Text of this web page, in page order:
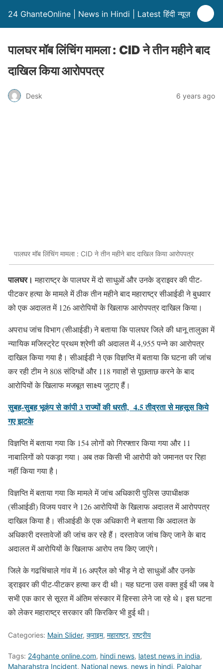
24 GhanteOnline | News in Hindi | Latest हिंदी न्यूज़
पालघर मॉब लिंचिंग मामला : CID ने तीन महीने बाद
दाखिल किया आरोपपत्र
Desk 6 years ago
पालघर मॉब लिंचिंग मामला : CID ने तीन महीने बाद दाखिल किया आरोपपत्र
पालघर। महाराष्ट्र के पालघर में दो साधुओं और उनके ड्राइवर की पीट-
पीटकर हत्या के मामले में ठीक तीन महीने बाद महाराष्ट्र सीआईडी ने बुधवार
को एक अदालत में 126 आरोपियों के खिलाफ आरोपपत्र दाखिल किया।
अपराध जांच विभाग (सीआईडी) ने बताया कि पालघर जिले की धानू तालुका में
न्यायिक मजिस्ट्रेट प्रथम श्रेणी की अदालत में 4,955 पन्ने का आरोपत्र
दाखिल किया गया है। सीआईडी ने एक विज्ञप्ति में बताया कि घटना की जांच
कर रही टीम ने 808 संदिग्धों और 118 गवाहों से पूछताछ करने के बाद
आरोपियों के खिलाफ मजबूत साक्ष्य जुटाए हैं।
सुबह-सुबह भूकंप से कांपी 3 राज्यों की धरती, 4.5 तीव्रता से महसूस किये
गए झटके
विज्ञप्ति में बताया गया कि 154 लोगों को गिरफ्तार किया गया और 11
नाबालिगों को पकड़ा गया। अब तक किसी भी आरोपी को जमानत पर रिहा
नहीं किया गया है।
विज्ञप्ति में बताया गया कि मामले में जांच अधिकारी पुलिस उपाधीक्षक
(सीआईडी) विजय पवार ने 126 आरोपियों के खिलाफ अदालत में आरोपपत्र
दाखिल किया है। सीआईडी के एक अधिकारी ने बताया कि अदालत के
अधिकारी दस्तावेजों की जांच कर रहे हैं। दस्तावेज जांच किए जाने के बाद
अदालत में आरोपियों के खिलाफ आरोप तय किए जाएंगे।
जिले के गढचिंचाले गांव में 16 अप्रैल को भीड़ ने दो साधुओं और उनके
ड्राइवर की पीट-पीटकर हत्या कर दी थी। यह घटना उस वक्त हुई थी जब वे
सभी एक कार से सूरत में अंतिम संस्कार में हिस्सा लेने जा रहे थे। इस घटना
को लेकर महाराष्ट्र सरकार की किरकिर भी हुई थी।
Categories: Main Slider, क्राइम, महाराष्ट्र, राष्ट्रीय
Tags: 24ghante online.com, hindi news, latest news in india,
Maharahstra Incident, National news, news in hindi, Palghar